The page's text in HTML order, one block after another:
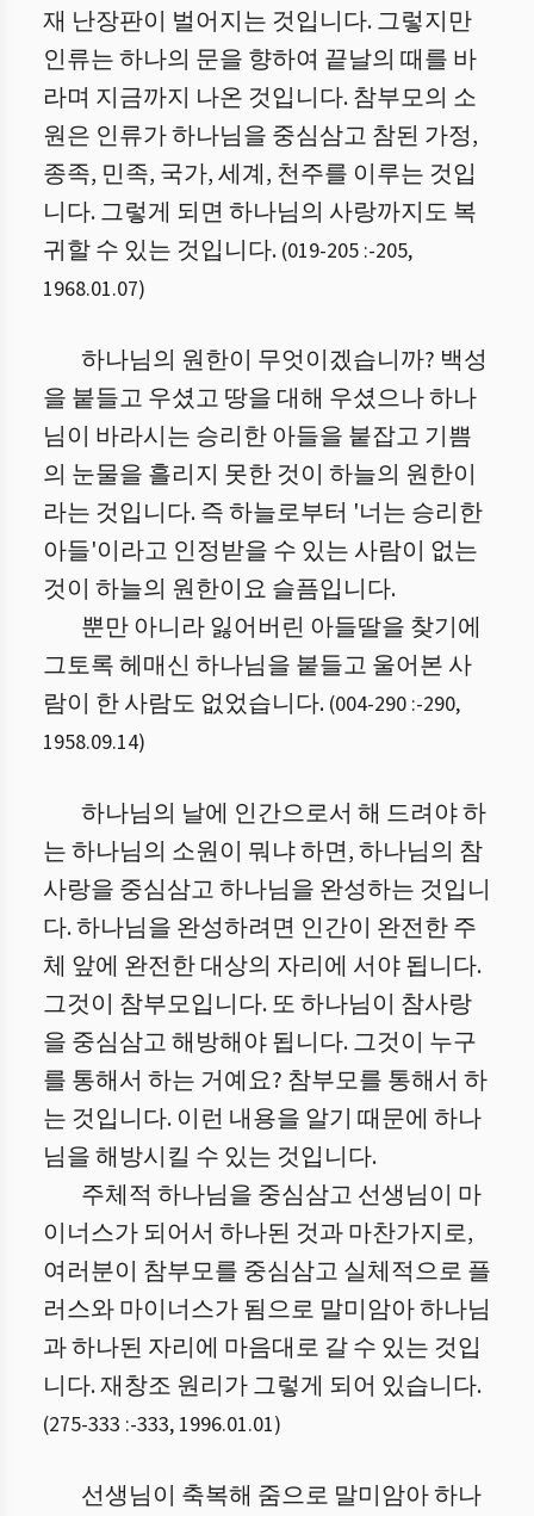
재 난장판이 벌어지는 것입니다. 그렇지만
인류는 하나의 문을 향하여 끝날의 때를 바
라며 지금까지 나온 것입니다. 참부모의 소
원은 인류가 하나님을 중심삼고 참된 가정,
종족, 민족, 국가, 세계, 천주를 이루는 것입
니다. 그렇게 되면 하나님의 사랑까지도 복
귀할 수 있는 것입니다. (019-205 :-205,
1968.01.07)
하나님의 원한이 무엇이겠습니까? 백성
을 붙들고 우셨고 땅을 대해 우셨으나 하나
님이 바라시는 승리한 아들을 붙잡고 기쁨
의 눈물을 흘리지 못한 것이 하늘의 원한이
라는 것입니다. 즉 하늘로부터 '너는 승리한
아들'이라고 인정받을 수 있는 사람이 없는
것이 하늘의 원한이요 슬픔입니다.
뿐만 아니라 잃어버린 아들딸을 찾기에
그토록 헤매신 하나님을 붙들고 울어본 사
람이 한 사람도 없었습니다. (004-290 :-290,
1958.09.14)
하나님의 날에 인간으로서 해 드려야 하
는 하나님의 소원이 뭐냐 하면, 하나님의 참
사랑을 중심삼고 하나님을 완성하는 것입니
다. 하나님을 완성하려면 인간이 완전한 주
체 앞에 완전한 대상의 자리에 서야 됩니다.
그것이 참부모입니다. 또 하나님이 참사랑
을 중심삼고 해방해야 됩니다. 그것이 누구
를 통해서 하는 거예요? 참부모를 통해서 하
는 것입니다. 이런 내용을 알기 때문에 하나
님을 해방시킬 수 있는 것입니다.
주체적 하나님을 중심삼고 선생님이 마
이너스가 되어서 하나된 것과 마찬가지로,
여러분이 참부모를 중심삼고 실체적으로 플
러스와 마이너스가 됨으로 말미암아 하나님
과 하나된 자리에 마음대로 갈 수 있는 것입
니다. 재창조 원리가 그렇게 되어 있습니다.
(275-333 :-333, 1996.01.01)
선생님이 축복해 줌으로 말미암아 하나